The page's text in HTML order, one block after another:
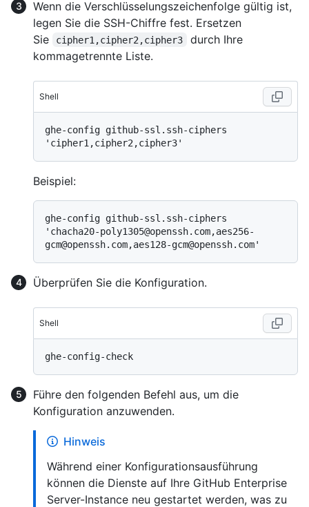
Wenn die Verschlüsselungszeichenfolge gültig ist,
legen Sie die SSH-Chiffre fest. Ersetzen
Sie
cipher1,cipher2,cipher3
durch Ihre
kommagetrennte Liste.
Shell
ghe-config github-ssl.ssh-ciphers
Beispiel:
ghe-config github-ssl.ssh-ciphers
'chacha20-poly1305@openssh.com,aes256-
Überprüfen Sie die Konfiguration.
Shell
Führe den folgenden Befehl aus, um die
Konfiguration anzuwenden.
Hinweis
Während einer Konfigurationsausführung
können die Dienste auf Ihre GitHub Enterprise
Server-Instance neu gestartet werden, was zu